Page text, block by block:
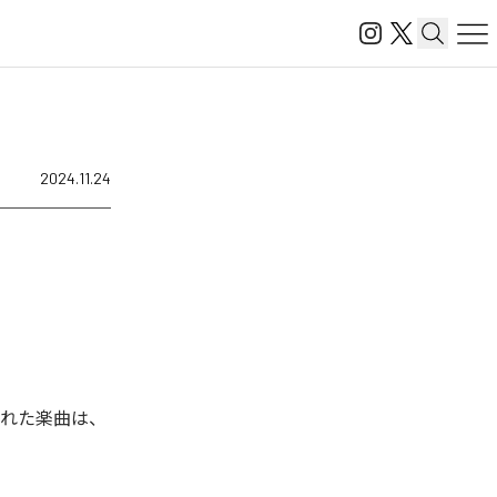
2024.11.24
た楽曲は、